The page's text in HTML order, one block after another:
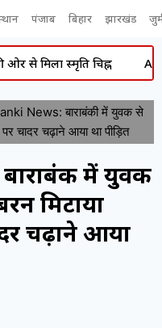
पंजाब बिहार झारखंड
चिह्न Atiq Ahmed का
News: बाराबंकी में युवक से
चादर चढ़ाने आया था पीड़ित
में युवक
मिटाया
चढ़ाने आया